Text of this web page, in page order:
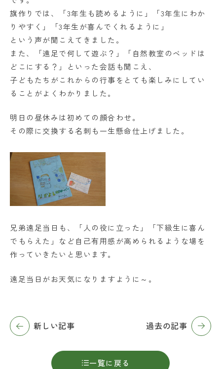
日出学園同窓会 ひので会 瑞穂会
このサイトについて
個人情報の取り扱いについて
旗作りでは、「3年生も読めるように」「3年生にわか
りやすく」「3年生が喜んでくれるように」
という声が聞こえてきました。
また、「遠足で何して遊ぶ？」「自然教室のベッドは
どこにする？」といった会話も聞こえ、
子どもたちがこれからの行事をとても楽しみにしてい
ることがよくわかりました。
明日の昼休みは初めての顔合わせ。
その際に交換する名刺も一生懸命仕上げました。
兄弟遠足当日も、「人の役に立った」「下級生に喜ん
でもらえた」など自己有用感が高められるような場を
作っていきたいと思います。
遠足当日がお天気になりますように～。
新しい記事
一覧に戻る
過去の記事